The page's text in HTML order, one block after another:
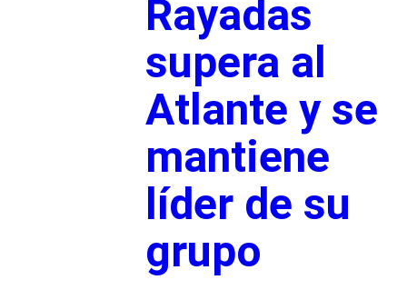
Rayadas
supera al
Atlante y se
mantiene
líder de su
grupo